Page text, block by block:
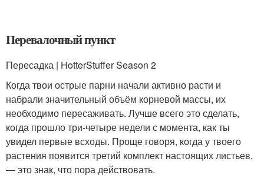
Перевалочный пункт
Пересадка | HotterStuffer Season 2
Когда твои острые парни начали активно расти и
набрали значительный объём корневой массы, их
необходимо пересаживать. Лучше всего это сделать,
когда прошло три-четыре недели с момента, как ты
увидел первые всходы. Проще говоря, когда у твоего
растения появится третий комплект настоящих листьев,
— это знак, что пора действовать.